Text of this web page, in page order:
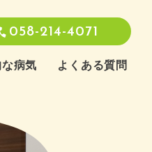
058-214-4071
病気 よくある質問